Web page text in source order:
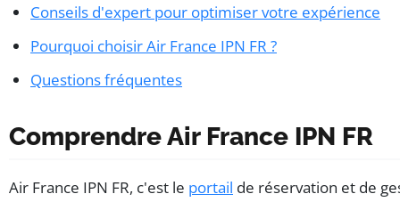
Conseils d'expert pour optimiser votre expérience
Pourquoi choisir Air France IPN FR ?
Questions fréquentes
Comprendre Air France IPN FR
Air France IPN FR, c'est le portail de réservation et de